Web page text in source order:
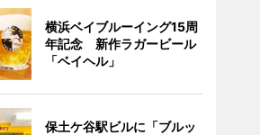
横浜ベイブルーイング15周
年記念 新作ラガービール
「ベイヘル」
保土ケ谷駅ビルに「ブルッ